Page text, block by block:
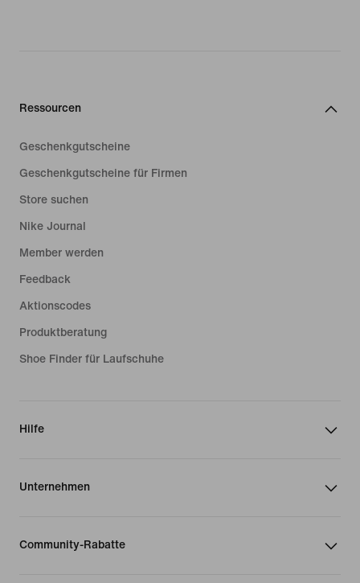
Ressourcen
Geschenkgutscheine
Geschenkgutscheine für Firmen
Store suchen
Nike Journal
Member werden
Feedback
Aktionscodes
Produktberatung
Shoe Finder für Laufschuhe
Hilfe
Unternehmen
Community-Rabatte